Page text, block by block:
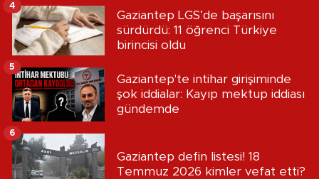
Gaziantep LGS’de başarısını
sürdürdü: 11 öğrenci Türkiye
birincisi oldu
4
Gaziantep'te intihar girişiminde
şok iddialar: Kayıp mektup iddiası
gündemde
5
Gaziantep defin listesi! 18
Temmuz 2026 kimler vefat etti?
6